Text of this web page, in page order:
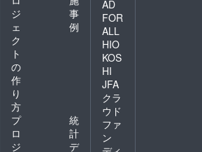
ジ
ェ
ク
ト
の
作
り
方
事
例
プ
ロ
ジ
統
計
デ
AD
FOR
ALL
HIO
KOS
HI
JFA
クラ
ウド
ファ
ン